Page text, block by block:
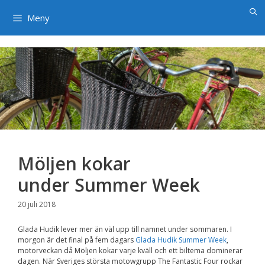
Meny
Möljen kokar
under Summer Week
20 juli 2018
Glada Hudik lever mer än väl upp till namnet under sommaren. I
morgon är det final på fem dagars Glada Hudik Summer Week,
motorveckan då Möljen kokar varje kväll och ett biltema dominerar
dagen. När Sveriges största motowgrupp The Fantastic Four rockar
×